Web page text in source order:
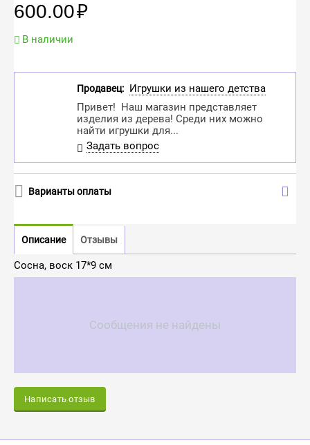
600.00₽
В наличии
Продавец: Игрушки из нашего детства
Привет! Наш магазин представляет
изделия из дерева! Среди них можно
найти игрушки для...
Задать вопрос
Варианты оплаты
Описание Отзывы
Сосна, воск 17*9 см
Сообщения не найдены
Написать отзыв